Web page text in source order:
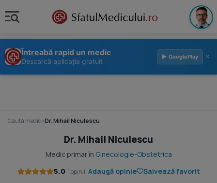
Întreabă rapid un medic
Descarcă aplicația gratuit
▶ GooglePlay ×
Caută medic›Dr. Mihail Niculescu
Dr. Mihail Niculescu
Medic primar în Ginecologie-Obstetrica
5.0· 1 opinii Adaugă opinie Salvează favorit